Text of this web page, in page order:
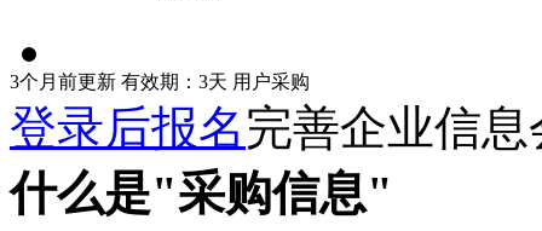
3个月前更新 有效期：3天 用户采购
登录后报名完善企业信
什么是"采购信息"